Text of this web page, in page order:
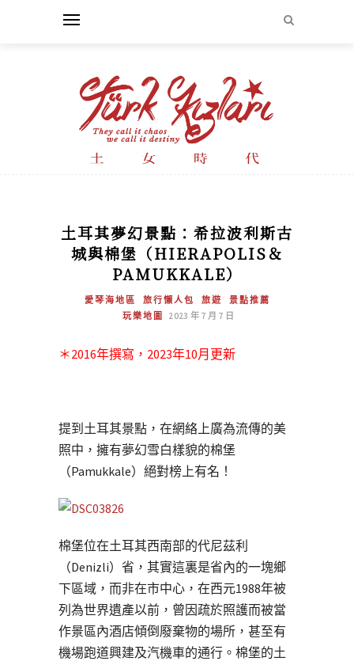
土耳其夢幻景點：希拉波利斯古
城與棉堡（HIERAPOLIS＆
PAMUKKALE）
愛琴海地區 旅行懶人包 旅遊
景點推薦
玩樂地圖
2023 年 7 月 7 日
＊2016年撰寫，2023年10月更新
提到土耳其景點，在網絡上廣為流傳的美
照中，擁有夢幻雪白樣貌的棉堡
（Pamukkale）絕對榜上有名！
棉堡位在土耳其西南部的代尼茲利
（Denizli）省，其實這裏是省內的一塊鄉
下區域，而非在市中心，在西元1988年被
列為世界遺產以前，曾因疏於照護而被當
作景區內酒店傾倒廢棄物的場所，甚至有
機場跑道興建及汽機車的通行。棉堡的土